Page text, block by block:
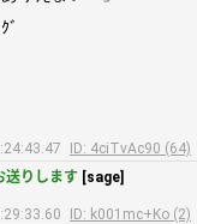
ﾞ
ID: 4ciTvAc90 (64)
送りします [sage]
ID: k001mc+Ko (2)